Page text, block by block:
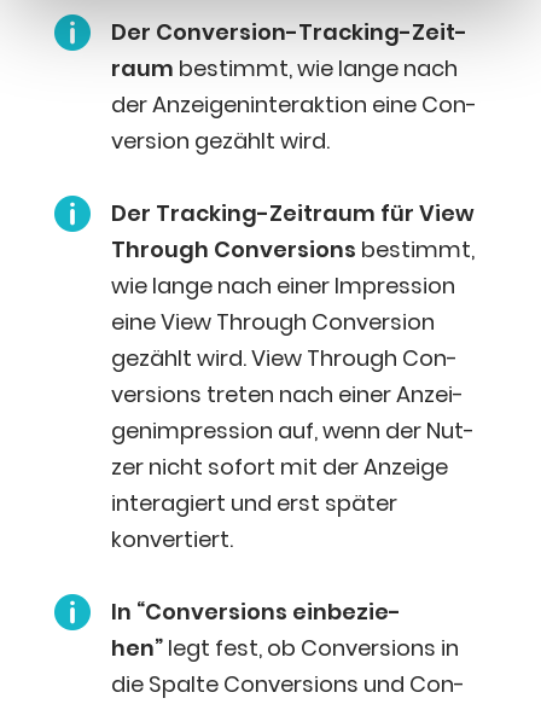

Der Con­ver­si­on-Track­ing-Zeit­
raum bestimmt, wie lan­ge nach
der Anzei­gen­in­ter­ak­ti­on eine Con­
ver­si­on gezählt wird.

Der Track­ing-Zeit­raum für View
Through Con­ver­si­ons bestimmt,
wie lan­ge nach einer Impres­si­on
eine View Through Con­ver­si­on
gezählt wird. View Through Con­
ver­si­ons tre­ten nach einer Anzei­
gen­im­pres­si­on auf, wenn der Nut­
zer nicht sofort mit der Anzei­ge
inter­agiert und erst spä­ter
konvertiert.

In “Con­ver­si­ons ein­be­zie­
hen”legt fest, ob Con­ver­si­ons in
die Spal­te Con­ver­si­ons und Con­